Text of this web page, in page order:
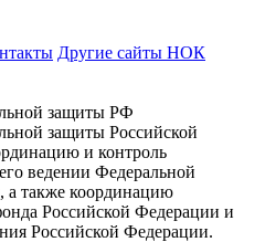
Другие сайты НОК
защиты РФ
защиты Российской
и контроль
ведении Федеральной
а также координацию
Российской Федерации и
Российской Федерации.